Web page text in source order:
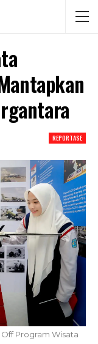
REPORTASE
Program Wisata